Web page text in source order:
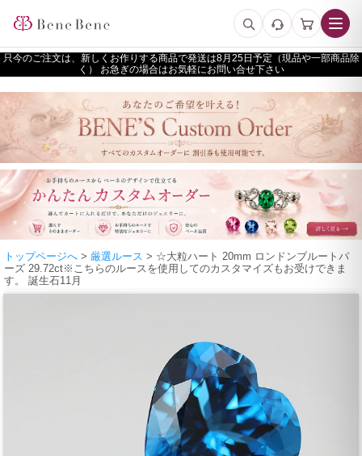
只今のご注文は、新しくお作りする商品で発送は
予定（現品や一部商品除
く） お急ぎの場合はお気軽にお問い合せ下さい
トップページへ > 厳選ルース > ☆大粒ハート 20mm ロンドンブルートパ
ーズ 29.72ct※こちらのルースを使用してのカスタマイズもお受けできま
す。 誕生石11月